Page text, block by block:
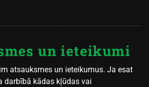
un ieteikumi
atsauksmes un ieteikumus. Ja esat
darbībā kādas kļūdas vai